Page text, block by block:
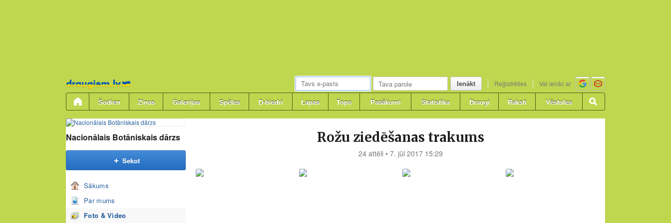
Pāriet
uz
saturu
Ienākt Reģistrēties Vai ienāc ar
Šodien Ziņas Galerijas Spēles D-biedri Lapas Tops Pasākumi Statistika Draugi Raksti Vēstules
Nacionālais Botāniskais dārzs
Sekot
Sākums
Par mums
Foto & Video
Rožu ziedēšanas trakums
24 attēli • 7. jūl 2017 15:29